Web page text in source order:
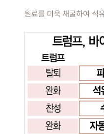
원료를 더욱 채굴하여 석